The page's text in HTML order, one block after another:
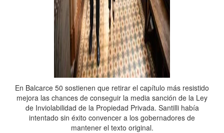
En Balcarce 50 sostienen que retirar el capítulo más resistido
mejora las chances de conseguir la media sanción de la Ley
de Inviolabilidad de la Propiedad Privada. Santilli había
intentado sin éxito convencer a los gobernadores de
mantener el texto original.